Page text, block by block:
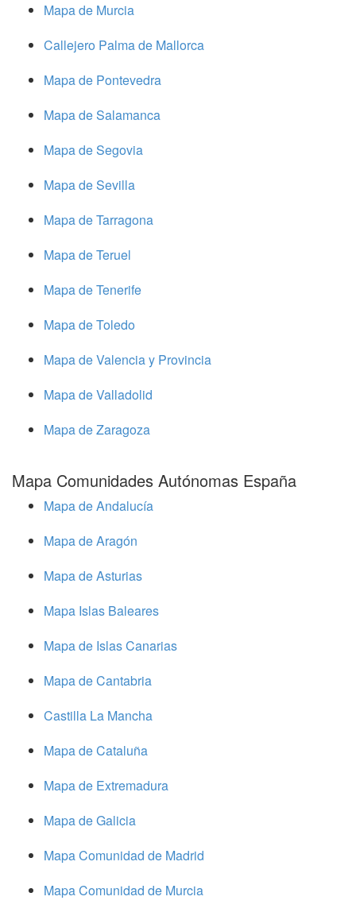
Mapa de Murcia
Callejero Palma de Mallorca
Mapa de Pontevedra
Mapa de Salamanca
Mapa de Segovia
Mapa de Sevilla
Mapa de Tarragona
Mapa de Teruel
Mapa de Tenerife
Mapa de Toledo
Mapa de Valencia y Provincia
Mapa de Valladolid
Mapa de Zaragoza
Mapa Comunidades Autónomas España
Mapa de Andalucía
Mapa de Aragón
Mapa de Asturias
Mapa Islas Baleares
Mapa de Islas Canarias
Mapa de Cantabria
Castilla La Mancha
Mapa de Cataluña
Mapa de Extremadura
Mapa de Galicia
Mapa Comunidad de Madrid
Mapa Comunidad de Murcia